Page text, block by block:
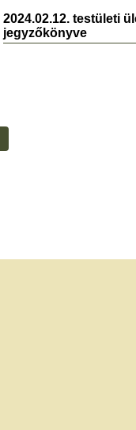
2024.02.12. testületi
jegyzőkönyve